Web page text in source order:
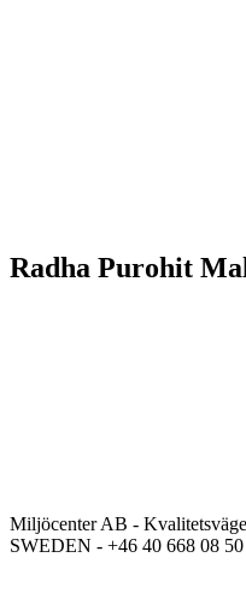
Radha Purohit
Miljöcenter AB -
SWEDEN - +46 40 668 08 50